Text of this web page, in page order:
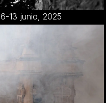
6-13 junio, 2025